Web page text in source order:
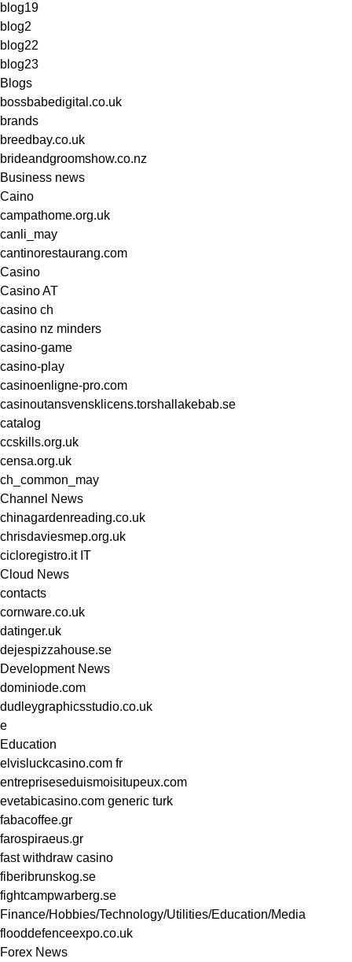
blog19
blog2
blog22
blog23
Blogs
bossbabedigital.co.uk
brands
breedbay.co.uk
brideandgroomshow.co.nz
Business news
Caino
campathome.org.uk
canli_may
cantinorestaurang.com
Casino
Casino AT
casino ch
casino nz minders
casino-game
casino-play
casinoenligne-pro.com
casinoutansvensklicens.torshallakebab.se
catalog
ccskills.org.uk
censa.org.uk
ch_common_may
Channel News
chinagardenreading.co.uk
chrisdaviesmep.org.uk
cicloregistro.it IT
Cloud News
contacts
cornware.co.uk
datinger.uk
dejespizzahouse.se
Development News
dominiode.com
dudleygraphicsstudio.co.uk
e
Education
elvisluckcasino.com fr
entrepriseseduismoisitupeux.com
evetabicasino.com generic turk
fabacoffee.gr
farospiraeus.gr
fast withdraw casino
fiberibrunskog.se
fightcampwarberg.se
Finance/Hobbies/Technology/Utilities/Education/Media
flooddefenceexpo.co.uk
Forex News